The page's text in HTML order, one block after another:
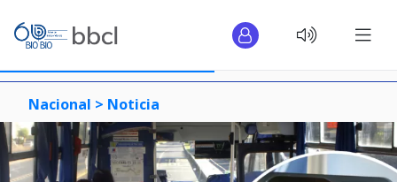
Nacional > Noticia